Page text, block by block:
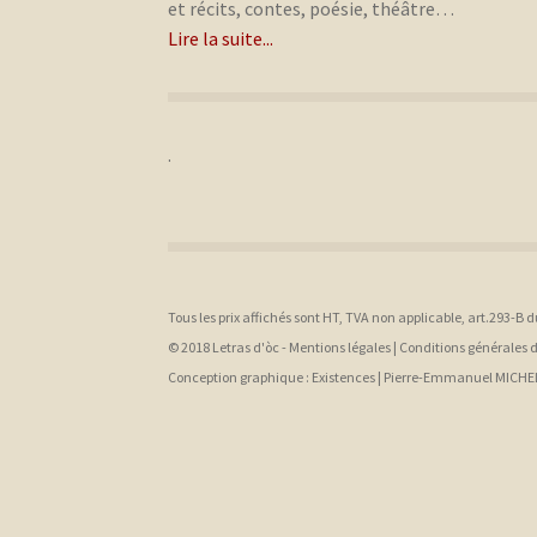
et récits, contes, poésie, théâtre…
Lire la suite...
.
Tous les prix affichés sont HT, TVA non applicable, art.293-B
© 2018 Letras d'òc - Mentions légales | Conditions générales
Conception graphique : Existences | Pierre-Emmanuel